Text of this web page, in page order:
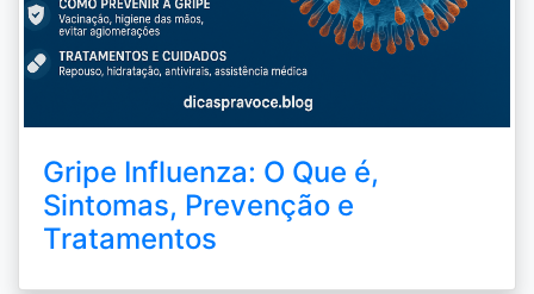
Gripe Influenza: O Que é,
Sintomas, Prevenção e
Tratamentos